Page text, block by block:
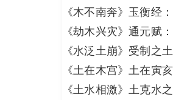
《木不南奔》玉衡经
《劫木兴灾》通元赋
《水泛土崩》受制之
《土在木宫》土在寅
《土水相激》土克水